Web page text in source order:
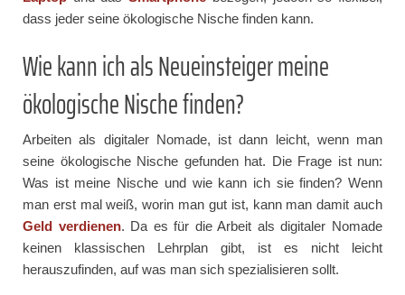
dass jeder seine ökologische Nische finden kann.
Wie kann ich als Neueinsteiger meine
ökologische Nische finden?
Arbeiten als digitaler Nomade, ist dann leicht, wenn man
seine ökologische Nische gefunden hat. Die Frage ist nun:
Was ist meine Nische und wie kann ich sie finden? Wenn
man erst mal weiß, worin man gut ist, kann man damit auch
Geld verdienen. Da es für die Arbeit als digitaler Nomade
keinen klassischen Lehrplan gibt, ist es nicht leicht
herauszufinden, auf was man sich spezialisieren sollt.